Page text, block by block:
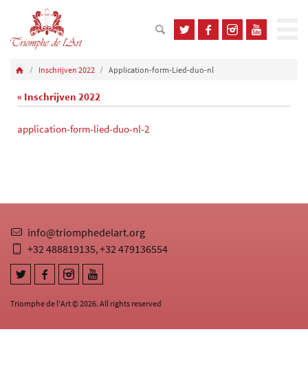
Inschrijven 2022 Application-form-Lied-duo-nl
« Inschrijven 2022
application-form-lied-duo-nl-2
Triomphe de l'Art © 2026. All rights reserved
info@triomphedelart.org
+32 488819135,+32 479136554